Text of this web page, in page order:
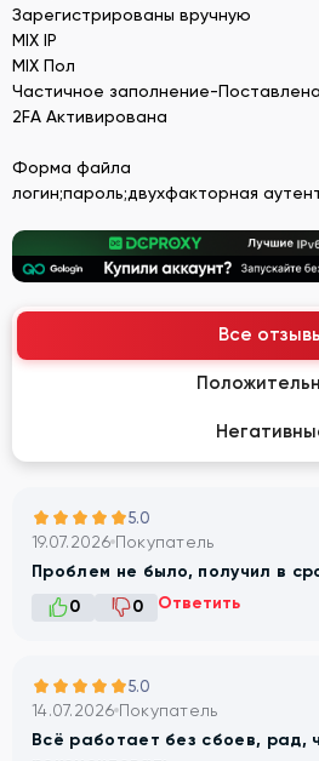
Зарегистрированы вручную
MIX IP
MIX Пол
Частичное заполнение-
2FA Активирована
Форма файла
логин;пароль;двухфакторная
Все
5.0
19.07.2026 Покупатель
Проблем не было, получил в
0
0 Ответить
5.0
14.07.2026 Покупатель
Всё работает без сбоев, рад,